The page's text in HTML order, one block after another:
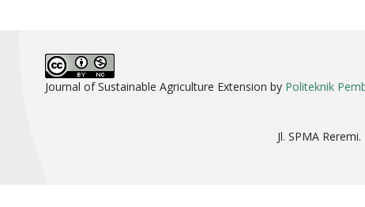
Journal of Sustainable Agriculture Extension by Politeknik
Jl. SPMA